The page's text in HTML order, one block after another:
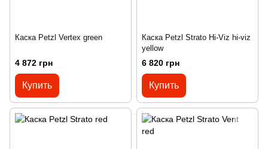
Каска Petzl Vertex green
4 872 грн
Купить
Каска Petzl Strato Hi-Viz hi-viz
yellow
6 820 грн
Купить